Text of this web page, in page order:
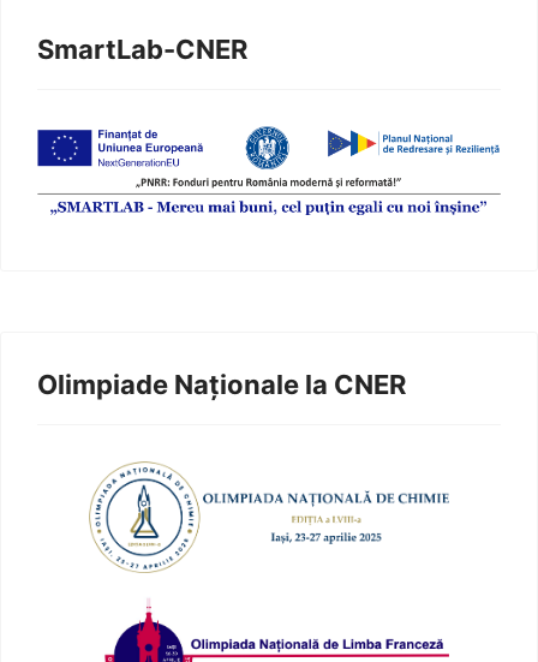
SmartLab-CNER
Olimpiade Naționale la CNER